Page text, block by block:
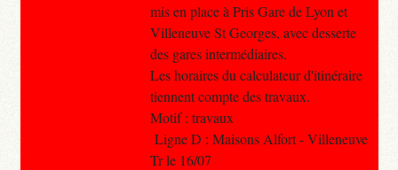
mis en place à Pris Gare de Lyon et
Villeneuve St Georges, avec desserte
des gares intermédiaires.
Les horaires du calculateur d'itinéraire
tiennent compte des travaux.
Motif : travaux
Ligne D : Maisons Alfort - Villeneuve
Tr le 16/07